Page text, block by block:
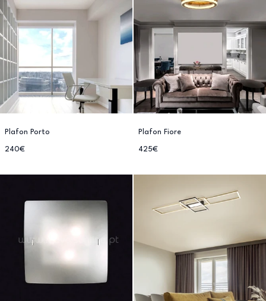
Plafon Porto
240€
Plafon Fiore
425€